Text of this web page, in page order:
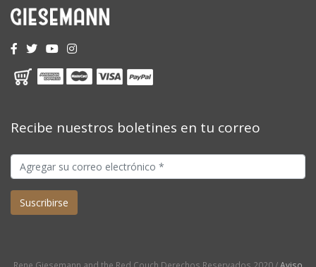
Recibe nuestros boletines en tu correo
Rene Giesemann and the Red Couch Derechos Reservados 2020 / Aviso